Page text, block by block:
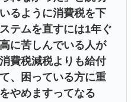
るように消費税を下
テムを直すには1年ぐ
に苦しんでいる人が
費税減税よりも給付
、困っている方に重
やめますってなる